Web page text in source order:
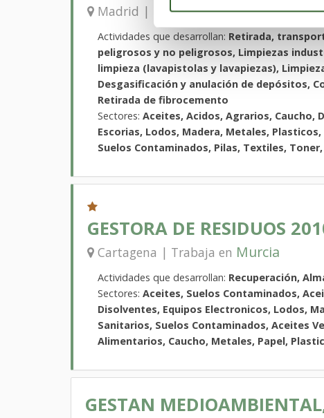
Madrid | Trabaja enMadrid,
Actividades que desarrollan: Retirada,
peligrosos y no peligrosos, Limpiezas
limpieza (lavapistolas y lavapiezas),
Desgasificación y anulación de depósitos,
Retirada de fibrocemento
Sectores: Aceites, Acidos, Agrarios, Caucho,
Escorias, Lodos, Madera, Metales,
Suelos Contaminados, Pilas, Textiles, Toner,
GESTORA DE RESIDUOS
Cartagena | Trabaja en Murcia
Actividades que desarrollan: Recuperación,
Sectores: Aceites, Suelos Contaminados,
Disolventes, Equipos Electronicos, Lodos,
Sanitarios, Suelos Contaminados, Aceites
Alimentarios, Caucho, Metales, Papel,
GESTAN